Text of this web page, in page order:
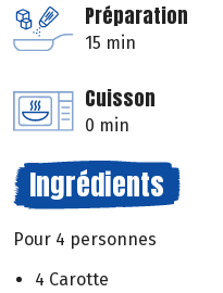
Préparation
15 min
Cuisson
0 min
Ingrédients
Pour 4 personnes
4 Carotte